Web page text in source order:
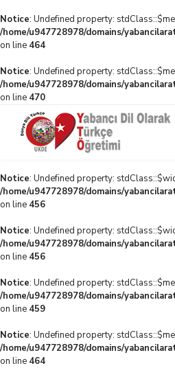
Notice: Undefined property:
/home/u947728978/domains/
on line 464
Notice: Undefined property:
/home/u947728978/domains/
on line 470
Notice: Undefined property:
/home/u947728978/domains/
on line 456
Notice: Undefined property:
/home/u947728978/domains/
on line 456
Notice: Undefined property:
/home/u947728978/domains/
on line 459
Notice: Undefined property:
/home/u947728978/domains/
on line 464